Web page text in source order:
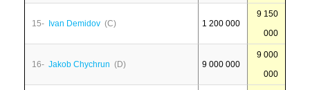
15- Ivan Demidov (C) 1 200 000
9 150
000
16- Jakob Chychrun (D) 9 000 000
9 000
000